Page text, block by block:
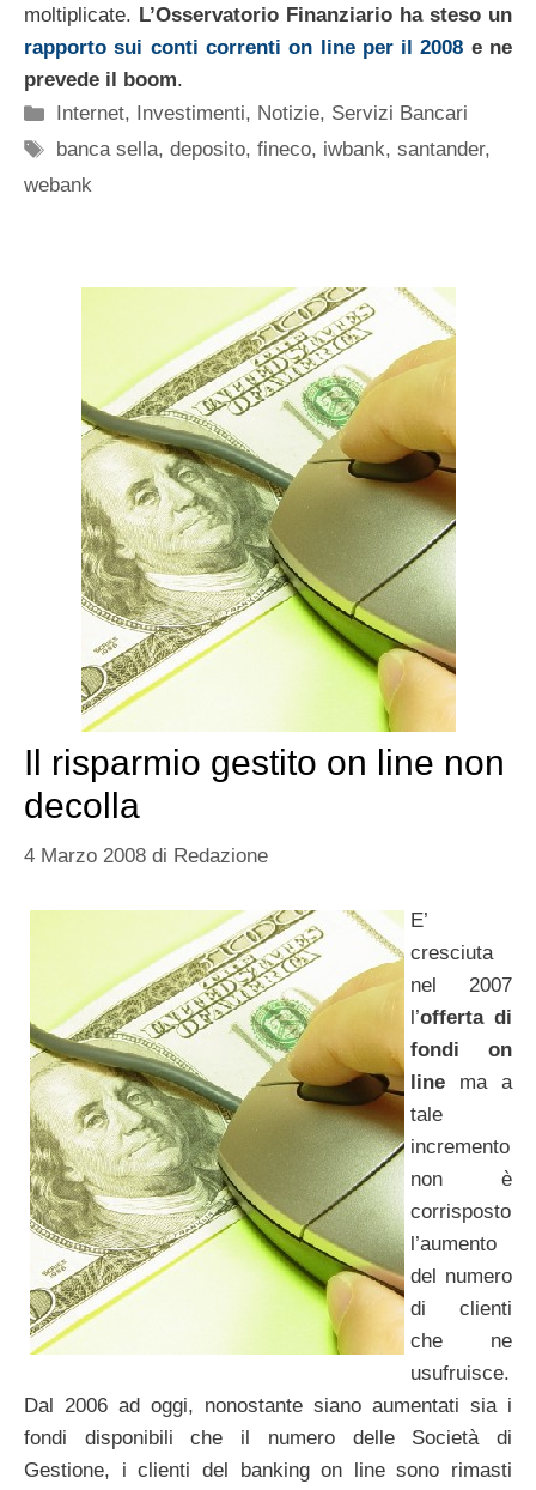
moltiplicate. L’Osservatorio Finanziario ha steso un
rapporto sui conti correnti on line per il 2008 e ne
prevede il boom.
Categorie
Internet, Investimenti, Notizie, Servizi Bancari
Tag
banca sella,deposito,fineco, iwbank,santander,
webank
Il risparmio gestito on line non
decolla
4 Marzo 2008 di Redazione
E’
cresciuta
nel 2007
l’offerta di
fondi on
line ma a
tale
incremento
non è
corrisposto
l’aumento
del numero
di clienti
che ne
usufruisce.
Dal 2006 ad oggi, nonostante siano aumentati sia i
fondi disponibili che il numero delle Società di
Gestione, i clienti del banking on line sono rimasti